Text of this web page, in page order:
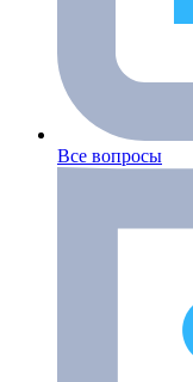
Все вопросы